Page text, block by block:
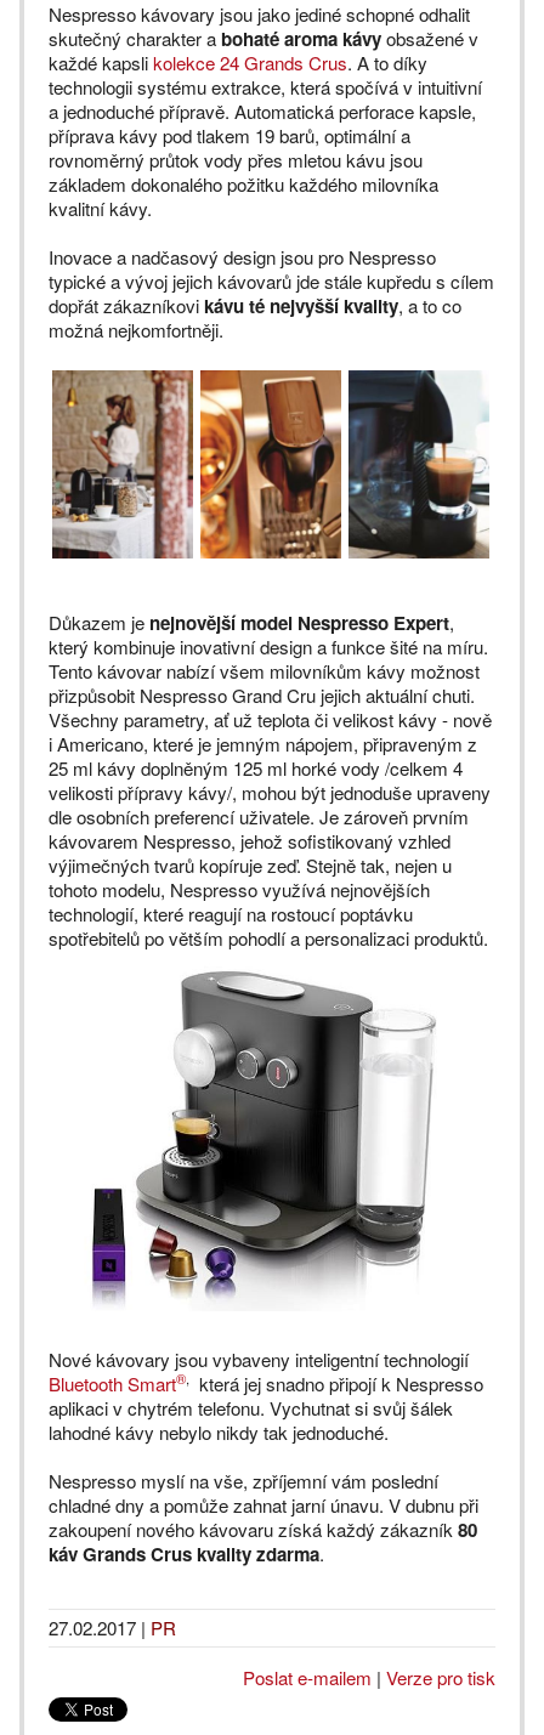
Nespresso kávovary jsou jako jediné schopné odhalit
skutečný charakter abohaté aroma kávyobsažené v
každé kapslikolekce 24 Grands Crus. A to díky
technologii systému extrakce, která spočívá v intuitivní
a jednoduché přípravě. Automatická perforace kapsle,
příprava kávy pod tlakem 19 barů, optimální a
rovnoměrný průtok vody přes mletou kávu jsou
základem dokonalého požitku každého milovníka
kvalitní kávy.
Inovace a nadčasový design jsou pro Nespresso
typické a vývoj jejich kávovarů jde stále kupředu s cílem
dopřát zákazníkovikávu té nejvyšší kvality, a to co
možná nejkomfortněji.
Důkazem je nejnovější model Nespresso Expert,
který kombinuje inovativní design a funkce šité na míru.
Tento kávovar nabízí všem milovníkům kávy možnost
přizpůsobit Nespresso Grand Cru jejich aktuální chuti.
Všechny parametry, ať už teplota či velikost kávy - nově
i Americano, které je jemným nápojem, připraveným z
25 ml kávy doplněným 125 ml horké vody /celkem 4
velikosti přípravy kávy/, mohou být jednoduše upraveny
dle osobních preferencí uživatele. Je zároveň prvním
kávovarem Nespresso, jehož sofistikovaný vzhled
výjimečných tvarů kopíruje zeď. Stejně tak, nejen u
tohoto modelu, Nespresso využívá nejnovějších
technologií, které reagují na rostoucí poptávku
spotřebitelů po větším pohodlí a personalizaci produktů.
Nové kávovary jsou vybaveny inteligentní technologií
Bluetooth Smart®, která jej snadno připojí k Nespresso
aplikaci v chytrém telefonu. Vychutnat si svůj šálek
lahodné kávy nebylo nikdy tak jednoduché.
Nespresso myslí na vše, zpříjemní vám poslední
chladné dny a pomůže zahnat jarní únavu. V dubnu při
zakoupení nového kávovaru získá každý zákazník 80
káv Grands Crus kvality zdarma.
27.02.2017 | PR
Poslat e-mailem | Verze pro tisk